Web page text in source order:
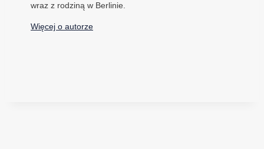
wraz z rodziną w Berlinie.
Więcej o autorze